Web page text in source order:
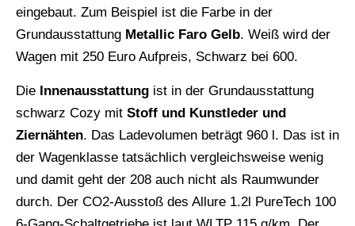
eingebaut. Zum Beispiel ist die Farbe in der
Grundausstattung Metallic Faro Gelb. Weiß wird der
Wagen mit 250 Euro Aufpreis, Schwarz bei 600.
Die Innenausstattung ist in der Grundausstattung
schwarz Cozy mit Stoff und Kunstleder und
Ziernähten. Das Ladevolumen beträgt 960 l. Das ist in
der Wagenklasse tatsächlich vergleichsweise wenig
und damit geht der 208 auch nicht als Raumwunder
durch. Der CO2-Ausstoß des Allure 1.2l PureTech 100